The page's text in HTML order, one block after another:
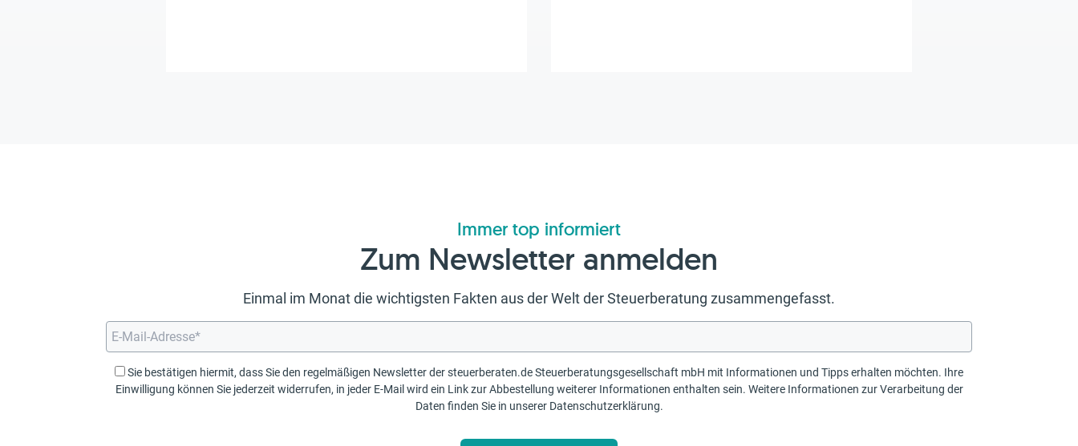
Immer top informiert
Zum Newsletter anmelden
Einmal im Monat die wichtigsten Fakten aus der Welt der Steuerberatung zusammengefasst.
Sie bestätigen hiermit, dass Sie den regelmäßigen Newsletter der steuerberaten.de Steuerberatungsgesellschaft mbH mit Informationen und Tipps erhalten möchten. Ihre
Einwilligung können Sie jederzeit widerrufen, in jeder E-Mail wird ein Link zur Abbestellung weiterer Informationen enthalten sein. Weitere Informationen zur Verarbeitung der
Daten finden Sie in unserer Datenschutzerklärung.